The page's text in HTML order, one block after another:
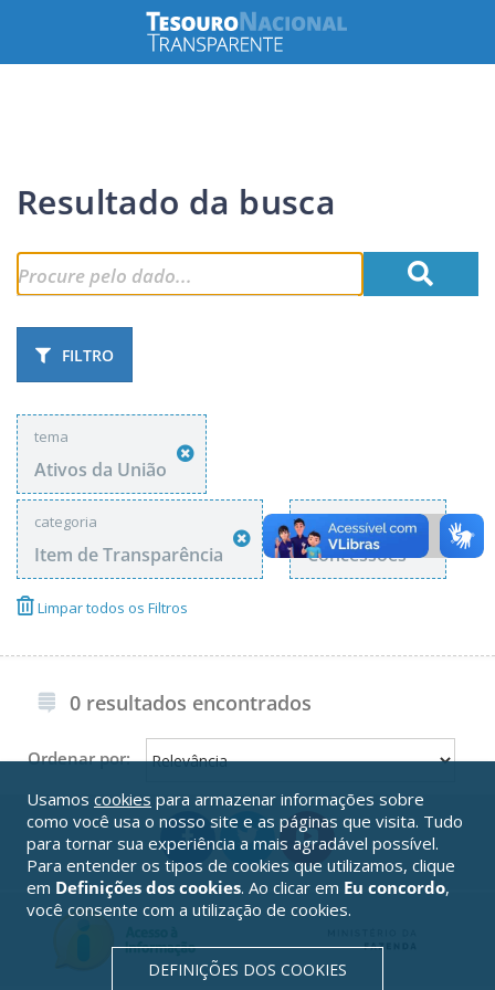
Resultado da busca
FILTRO
tema
Ativos da União
categoria
Item de Transparência
tags
Concessões
Limpar todos os Filtros
0 resultados encontrados
Ordenar por:
Usamos cookies para armazenar informações sobre
como você usa o nosso site e as páginas que visita. Tudo
para tornar sua experiência a mais agradável possível.
Para entender os tipos de cookies que utilizamos, clique
em Definições dos cookies. Ao clicar em Eu concordo,
você consente com a utilização de cookies.
DEFINIÇÕES DOS COOKIES